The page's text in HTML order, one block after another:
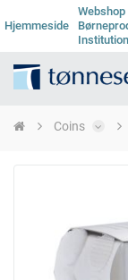
Hjemmeside
Webshop
Coins